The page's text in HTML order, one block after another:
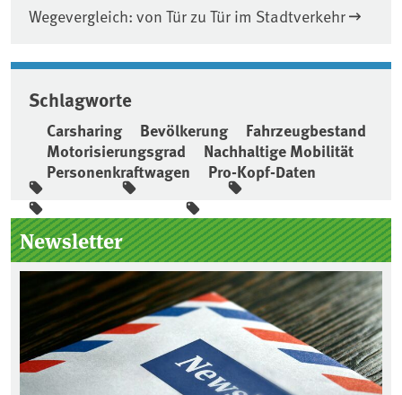
Wegevergleich: von Tür zu Tür im Stadtverkehr
Schlagworte
Carsharing Bevölkerung
Fahrzeugbestand
Motorisierungsgrad
Nachhaltige Mobilität
Personenkraftwagen
Pro-Kopf-Daten
Seitenleiste
Newsletter